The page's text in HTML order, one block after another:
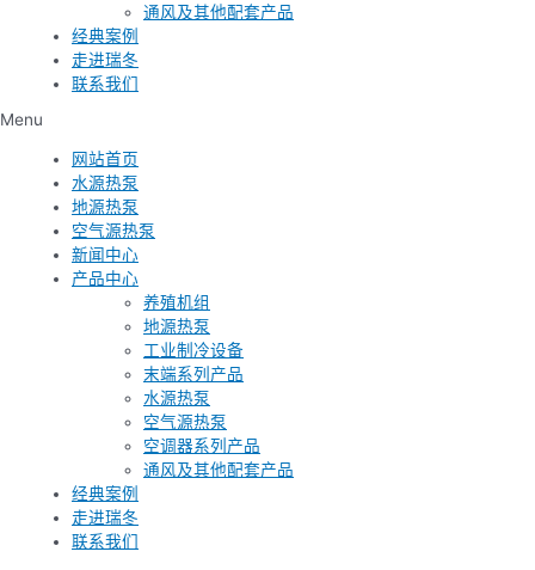
通风及其他配套产品
经典案例
走进瑞冬
联系我们
Menu
网站首页
水源热泵
地源热泵
空气源热泵
新闻中心
产品中心
养殖机组
地源热泵
工业制冷设备
末端系列产品
水源热泵
空气源热泵
空调器系列产品
通风及其他配套产品
经典案例
走进瑞冬
联系我们